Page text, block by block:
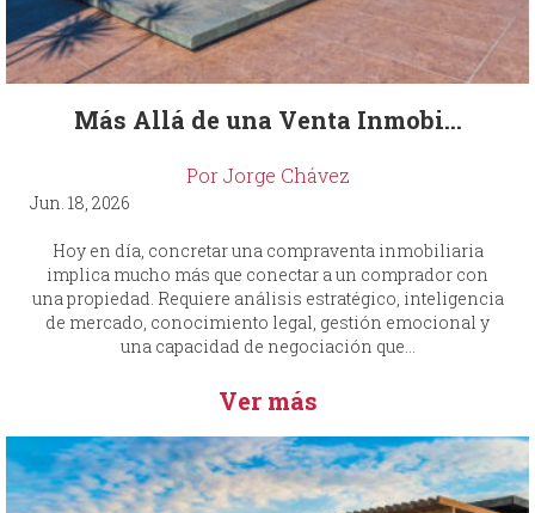
Más Allá de una Venta Inmobi...
Por Jorge Chávez
Jun. 18, 2026
Hoy en día, concretar una compraventa inmobiliaria
implica mucho más que conectar a un comprador con
una propiedad. Requiere análisis estratégico, inteligencia
de mercado, conocimiento legal, gestión emocional y
una capacidad de negociación que...
Ver más